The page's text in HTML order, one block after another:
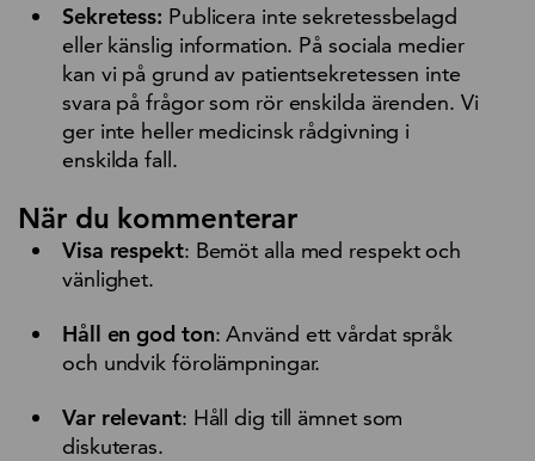
Sekretess: Publicera inte sekretessbelagd
eller känslig information. På sociala medier
kan vi på grund av patientsekretessen inte
svara på frågor som rör enskilda ärenden. Vi
ger inte heller medicinsk rådgivning i
enskilda fall.
När du kommenterar
Visa respekt: Bemöt alla med respekt och
vänlighet.
Håll en god ton: Använd ett vårdat språk
och undvik förolämpningar.
Var relevant: Håll dig till ämnet som
diskuteras.